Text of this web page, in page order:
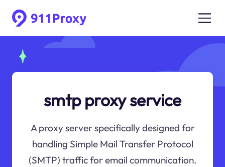
smtp proxy service
A proxy server specifically designed for
handling Simple Mail Transfer Protocol
(SMTP) traffic for email communication.